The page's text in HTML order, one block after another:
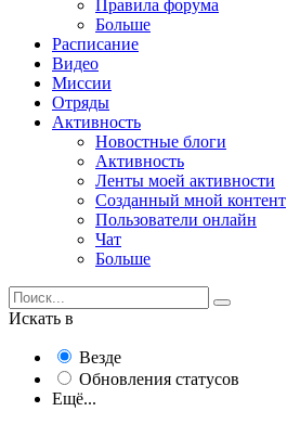
Правила форума
Больше
Расписание
Видео
Миссии
Отряды
Активность
Новостные блоги
Активность
Ленты моей активности
Созданный мной контент
Пользователи онлайн
Чат
Больше
Искать в
Везде
Обновления статусов
Ещё...